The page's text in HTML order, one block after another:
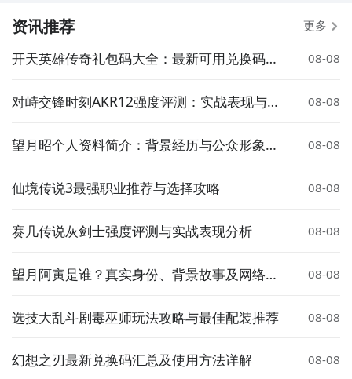
资讯推荐 更多
开天英雄传奇礼包码大全：最新可用兑换码汇
08-08
对峙交锋时刻AKR12强度评测：实战表现与武
08-08
望月昭个人资料简介：背景经历与公众形象解
08-08
仙境传说3最强职业推荐与选择攻略 08-08
赛几传说灰剑士强度评测与实战表现分析 08-08
望月阿寅是谁？真实身份、背景故事及网络热
08-08
选技大乱斗剧毒巫师玩法攻略与最佳配装推荐 08-08
幻想之刃最新兑换码汇总及使用方法详解 08-08